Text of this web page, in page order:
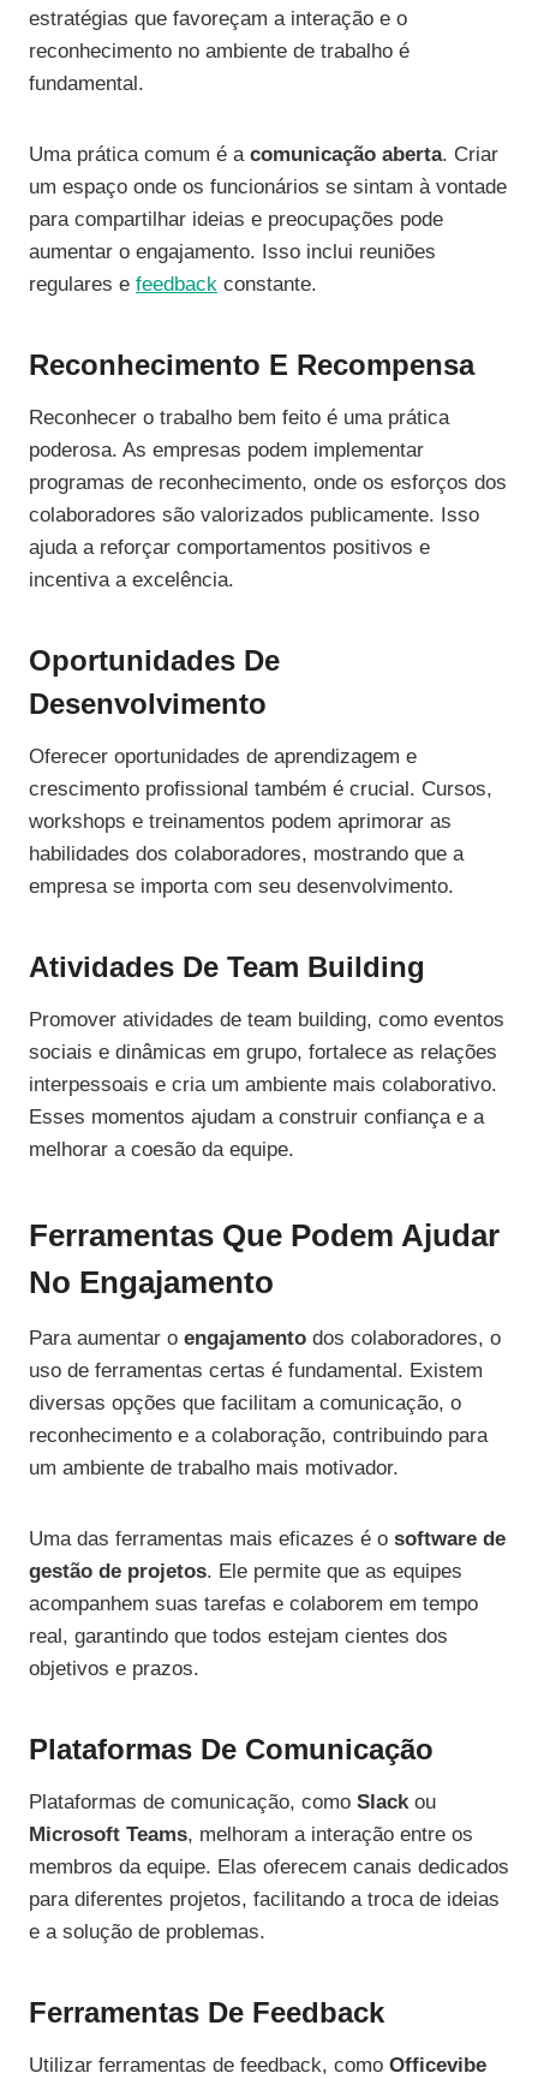
estratégias que favoreçam a interação e o
reconhecimento no ambiente de trabalho é
fundamental.
Uma prática comum é a comunicação aberta. Criar
um espaço onde os funcionários se sintam à vontade
para compartilhar ideias e preocupações pode
aumentar o engajamento. Isso inclui reuniões
regulares e feedback constante.
Reconhecimento E Recompensa
Reconhecer o trabalho bem feito é uma prática
poderosa. As empresas podem implementar
programas de reconhecimento, onde os esforços dos
colaboradores são valorizados publicamente. Isso
ajuda a reforçar comportamentos positivos e
incentiva a excelência.
Oportunidades De
Desenvolvimento
Oferecer oportunidades de aprendizagem e
crescimento profissional também é crucial. Cursos,
workshops e treinamentos podem aprimorar as
habilidades dos colaboradores, mostrando que a
empresa se importa com seu desenvolvimento.
Atividades De Team Building
Promover atividades de team building, como eventos
sociais e dinâmicas em grupo, fortalece as relações
interpessoais e cria um ambiente mais colaborativo.
Esses momentos ajudam a construir confiança e a
melhorar a coesão da equipe.
Ferramentas Que Podem Ajudar
No Engajamento
Para aumentar o engajamento dos colaboradores, o
uso de ferramentas certas é fundamental. Existem
diversas opções que facilitam a comunicação, o
reconhecimento e a colaboração, contribuindo para
um ambiente de trabalho mais motivador.
Uma das ferramentas mais eficazes é o software de
gestão de projetos. Ele permite que as equipes
acompanhem suas tarefas e colaborem em tempo
real, garantindo que todos estejam cientes dos
objetivos e prazos.
Plataformas De Comunicação
Plataformas de comunicação, como Slackou
Microsoft Teams, melhoram a interação entre os
membros da equipe. Elas oferecem canais dedicados
para diferentes projetos, facilitando a troca de ideias
e a solução de problemas.
Ferramentas De Feedback
Utilizar ferramentas de feedback, como Officevibe